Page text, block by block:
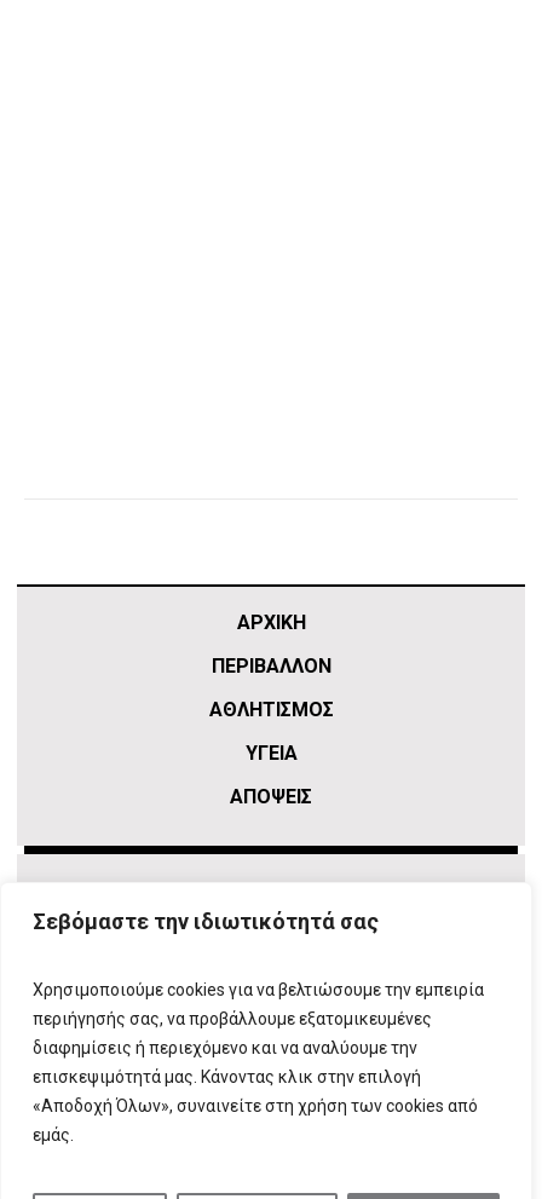
Σεβόμαστε την ιδιωτικότητά σας
Χρησιμοποιούμε cookies για να βελτιώσουμε την εμπειρία
περιήγησής σας, να προβάλλουμε εξατομικευμένες
διαφημίσεις ή περιεχόμενο και να αναλύουμε την
επισκεψιμότητά μας. Κάνοντας κλικ στην επιλογή
«Αποδοχή Όλων», συναινείτε στη χρήση των cookies από
εμάς.
ΑΡΧΙΚΗ
ΠΕΡΙΒΑΛΛΟΝ
ΑΘΛΗΤΙΣΜΌΣ
ΥΓΕΙΑ
ΑΠΟΨΕΙΣ
T: 210 666 3993 E: info@attikovima.gr
ΠΛΗΡΟΦΟΡΙΕΣ
ΦΟΡΜΑ ΕΠΙΚΟΙΝΩΝΙΑΣ
ΔΗΛΩΣΗ ΣΥΜΜΟΡΦΩΣΗΣ